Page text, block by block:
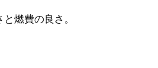
燃費の良さ。